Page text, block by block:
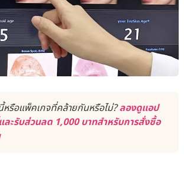
หรือแพ็คเกจที่คล้ายกันหรือไม่?ลองดูแอป
ะรับส่วนลด 1,000 บาทสำหรับการสั่งซื้อ